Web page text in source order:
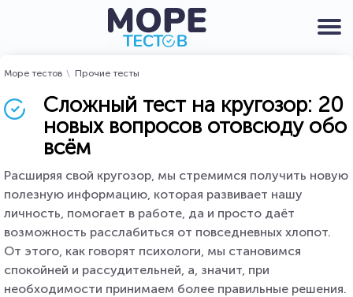
Море тестов Прочие тесты
Сложный тест на кругозор: 20
новых вопросов отовсюду обо
всём
Расширяя свой кругозор, мы стремимся получить новую
полезную информацию, которая развивает нашу
личность, помогает в работе, да и просто даёт
возможность расслабиться от повседневных хлопот.
От этого, как говорят психологи, мы становимся
спокойней и рассудительней, а, значит, при
необходимости принимаем более правильные решения.